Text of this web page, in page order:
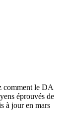
comment le DA
éprouvés de
à jour en mars